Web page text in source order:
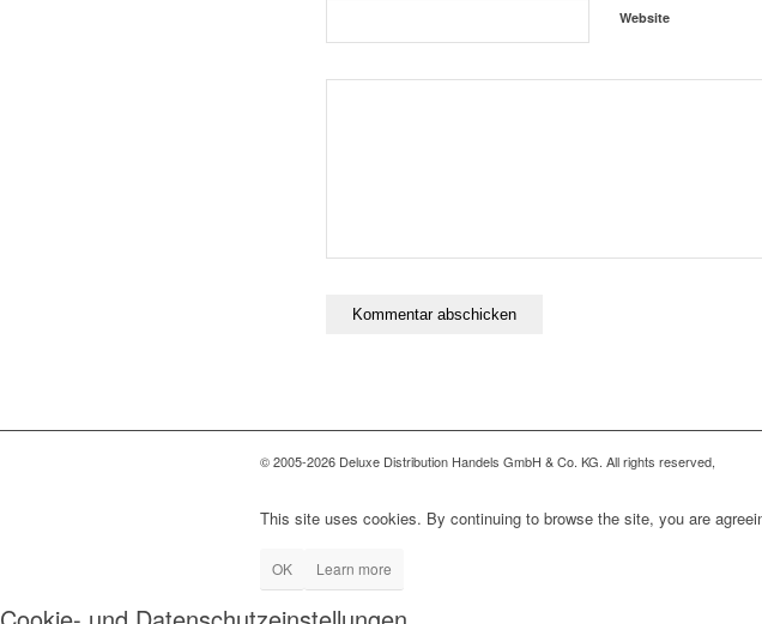
Website
© 2005-2026 Deluxe Distribution Handels GmbH & Co. KG. All rights reserved,
This site uses cookies. By continuing to browse the site, you are
OK Learn more